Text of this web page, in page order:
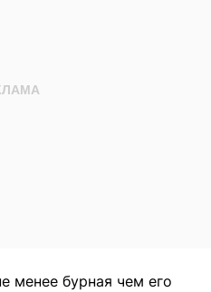
менее бурная чем его